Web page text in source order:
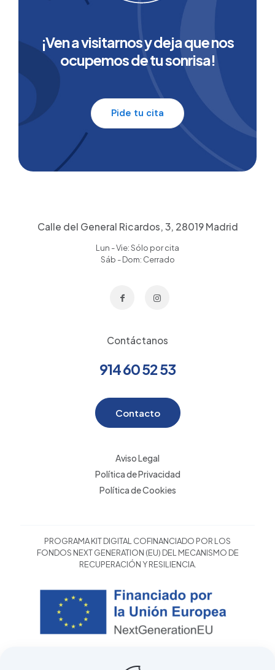
¡Ven a visitarnos y deja que nos
ocupemos de tu sonrisa!
Pide tu cita
Calle del General Ricardos, 3, 28019 Madrid
Lun - Vie: Sólo por cita
Sáb - Dom: Cerrado
Contáctanos
914 60 52 53
Contacto
Aviso Legal
Política de Privacidad
Política de Cookies
PROGRAMA KIT DIGITAL COFINANCIADO POR LOS
FONDOS NEXT GENERATION (EU) DEL MECANISMO DE
RECUPERACIÓN Y RESILIENCIA.